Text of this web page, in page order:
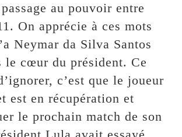
au pouvoir entre
On apprécie à ces mots
Neymar da Silva Santos
le cœur du président. Ce
c’est que le joueur
est en récupération et
le prochain match de son